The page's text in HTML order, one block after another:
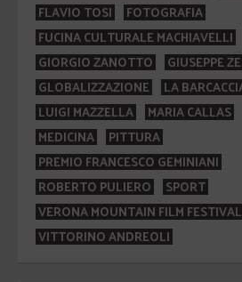
FLAVIO TOSI
FOTOGRAFIA
FUCINA CULTURALE MACHIAVELLI
GIORGIO ZANOTTO
GIUSEPPE
GLOBALIZZAZIONE
LA
LUIGI MAZZELLA
MARIA CALLAS
MEDICINA
PITTURA
PREMIO FRANCESCO GEMINIANI
ROBERTO PULIERO
SPORT
VERONA MOUNTAIN FILM FESTIVAL
VITTORINO ANDREOLI